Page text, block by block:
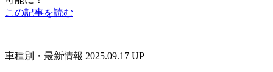
この記事を読む
車種別・最新情報 2025.09.17 UP